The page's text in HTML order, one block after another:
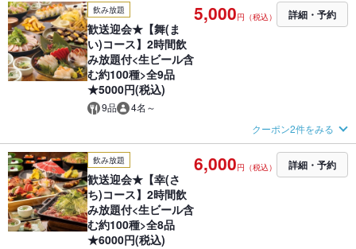
飲み放題
歓送迎会★【舞(ま
い)コース】2時間飲
み放題付<生ビール含
む約100種>全9品
★5000円(税込)
9品 4名～
5,000円（税込） 詳細・予約
クーポン2件をみる
飲み放題
歓送迎会★【幸(さ
ち)コース】2時間飲
み放題付<生ビール含
む約100種>全8品
★6000円(税込)
6,000円（税込） 詳細・予約